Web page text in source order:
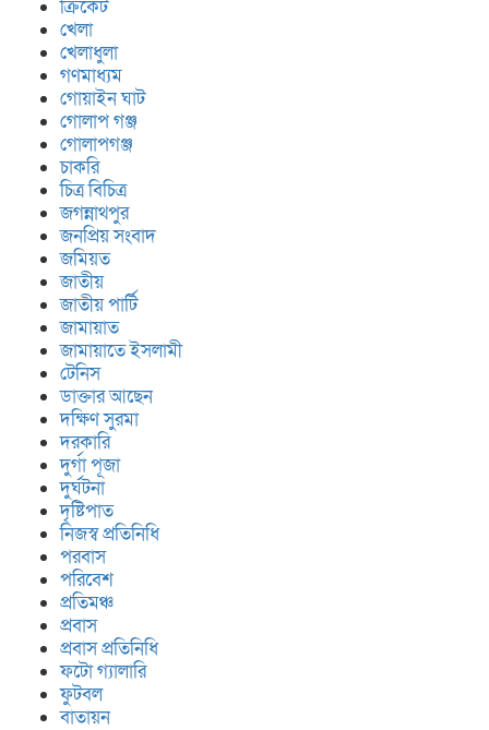
ক্রিকেট
খেলা
খেলাধুলা
গণমাধ্যম
গোয়াইন ঘাট
গোলাপ গঞ্জ
গোলাপগঞ্জ
চাকরি
চিত্র বিচিত্র
জগন্নাথপুর
জনপ্রিয় সংবাদ
জমিয়ত
জাতীয়
জাতীয় পার্টি
জামায়াত
জামায়াতে ইসলামী
টেনিস
ডাক্তার আছেন
দক্ষিণ সুরমা
দরকারি
দুর্গা পূজা
দুর্ঘটনা
দৃষ্টিপাত
নিজস্ব প্রতিনিধি
পরবাস
পরিবেশ
প্রতিমঞ্চ
প্রবাস
প্রবাস প্রতিনিধি
ফটো গ্যালারি
ফুটবল
বাতায়ন